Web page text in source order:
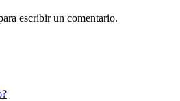
escribir un comentario.